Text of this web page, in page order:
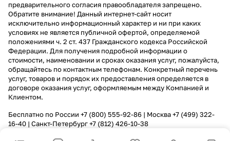
предварительного согласия правообладателя запрещено.
Обратите внимание! Данный интернет-сайт носит
исключительно информационный характер и ни при каких
условиях не является публичной офертой, определяемой
положениями ч. 2 ст. 437 Гражданского кодекса Российской
Федерации. Для получения подробной информации о
стоимости, наименовании и сроках оказания услуг, пожалуйста,
обращайтесь по контактным телефонам. Конкретный перечень
услуг, товаров и порядок их предоставления определяется в
договоре оказания услуг, оформляемым между Компанией и
Клиентом.
Бесплатно по России +7 (800) 555-92-86 | Москва+7 (499) 322-
16-40 | Санкт-Петербург+7 (812) 426-10-38